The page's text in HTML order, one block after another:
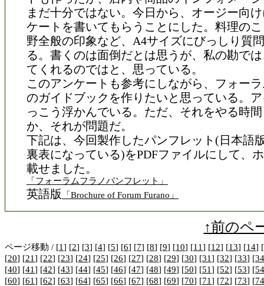
まだ十分ではない。今日から、オージー向
ケートを書いてもらうことにした。料理の
野全般の印象など、A4サイズにびっしり質
る。書くのは面倒だとは思うが、私の勘で
てくれるのではと、思っている。
このアンケートも参考にしながら、フォー
のガイドブックを作りたいと思っている。
っこう浮かんでいる。ただ、それをやる時
か、それが問題だ。
下記は、今回製作したパンフレット(日本語
裏表になっている)をPDFファイルにして、
載せました。
「フォーラムフラノパンフレット」
英語版 「Brochure of Forum Furano」
↑前のペ
ページ移動 / [1] [2] [3] [4] [5] [6] [7] [8] [9] [10] [11] [12] [13] [14] [
[20] [21] [22] [23] [24] [25] [26] [27] [28] [29] [30] [31] [32] [33] [34
[40] [41] [42] [43] [44] [45] [46] [47] [48] [49] [50] [51] [52] [53] [54
[60] [61] [62] [63] [64] [65] [66] [67] [68] [69] [70] [71] [72] [73] [74